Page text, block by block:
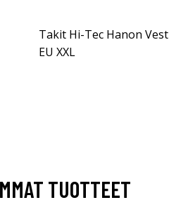
Takit Hi-Tec Hanon
EU XXL
TUOTTEET